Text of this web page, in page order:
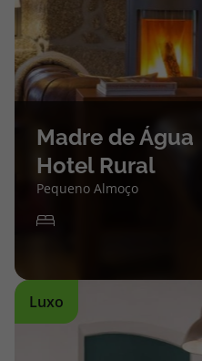
Madre de Água
Hotel Rural
Pequeno Almoço
Luxo